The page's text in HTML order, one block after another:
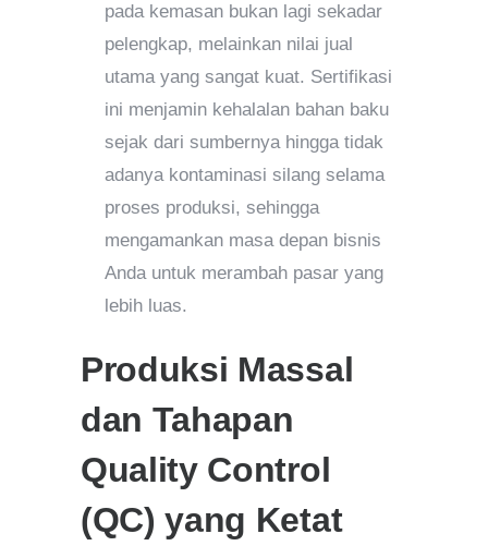
pada kemasan bukan lagi sekadar
pelengkap, melainkan nilai jual
utama yang sangat kuat. Sertifikasi
ini menjamin kehalalan bahan baku
sejak dari sumbernya hingga tidak
adanya kontaminasi silang selama
proses produksi, sehingga
mengamankan masa depan bisnis
Anda untuk merambah pasar yang
lebih luas.
Produksi Massal
dan Tahapan
Quality Control
(QC) yang Ketat